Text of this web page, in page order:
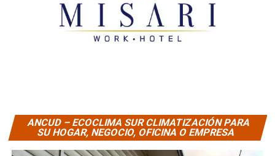
ANCUD – ECOCLIMA SUR CLIMATIZACIÓN PARA
SU HOGAR, NEGOCIO, OFICINA O EMPRESA